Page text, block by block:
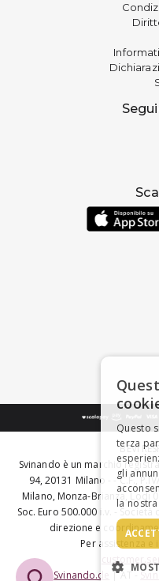
BEVI
Svinando è un marchio
94, 20131 Milano - - C.F.,
Milano, Monza-Brianza, Lodi
Soc. Euro 500.000 i.v. -
direzione e
Per assistenza e
DE -Svinando.de | AT -
Questo
terza
gli
la